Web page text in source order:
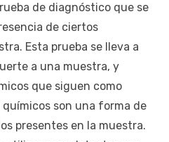
de diagnóstico que se
de ciertos
Esta prueba se lleva a
a una muestra, y
que siguen como
son una forma de
presentes en la muestra.